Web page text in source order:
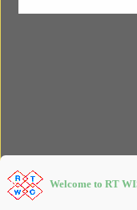
Welcome to RT